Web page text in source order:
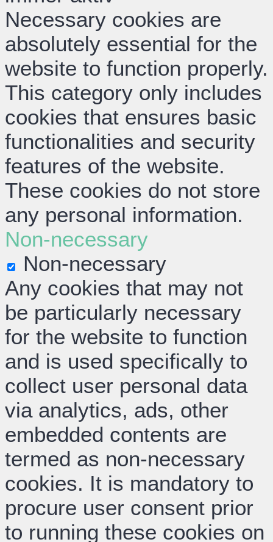
Necessary cookies are
absolutely essential for the
website to function properly.
This category only includes
cookies that ensures basic
functionalities and security
features of the website.
These cookies do not store
any personal information.
Non-necessary
Non-necessary
Any cookies that may not
be particularly necessary
for the website to function
and is used specifically to
collect user personal data
via analytics, ads, other
embedded contents are
termed as non-necessary
cookies. It is mandatory to
procure user consent prior
to running these cookies on